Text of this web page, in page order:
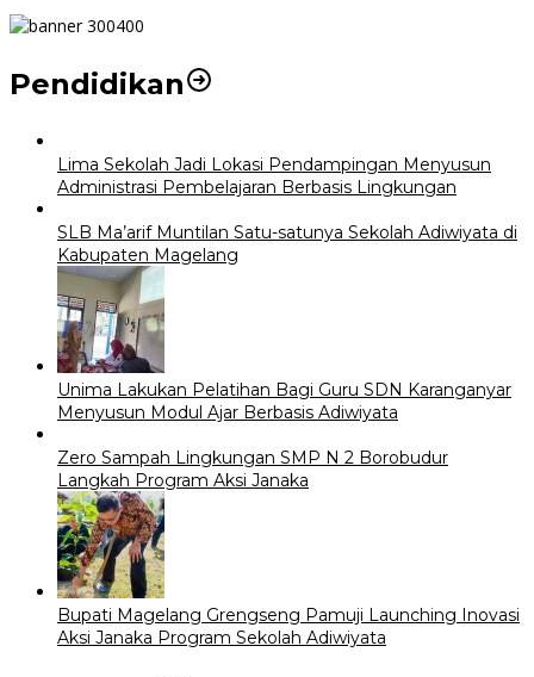
Pendidikan
Lima Sekolah Jadi Lokasi Pendampingan Menyusun
Administrasi Pembelajaran Berbasis Lingkungan
SLB Ma’arif Muntilan Satu-satunya Sekolah Adiwiyata di
Kabupaten Magelang
Unima Lakukan Pelatihan Bagi Guru SDN Karanganyar
Menyusun Modul Ajar Berbasis Adiwiyata
Zero Sampah Lingkungan SMP N 2 Borobudur
Langkah Program Aksi Janaka
Bupati Magelang Grengseng Pamuji Launching Inovasi
Aksi Janaka Program Sekolah Adiwiyata